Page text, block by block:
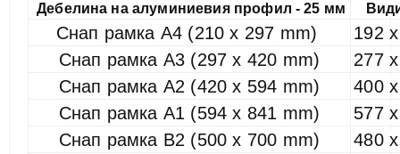
Дебелина на алуминиевия профил - 25 мм
Снап рамка А4 (210 х 297 mm)
192
Снап рамка А3 (297 х 420 mm)
277
Снап рамка А2 (420 х 594 mm)
400
Снап рамка А1 (594 х 841 mm)
577
Снап рамка B2 (500 х 700 mm)
480